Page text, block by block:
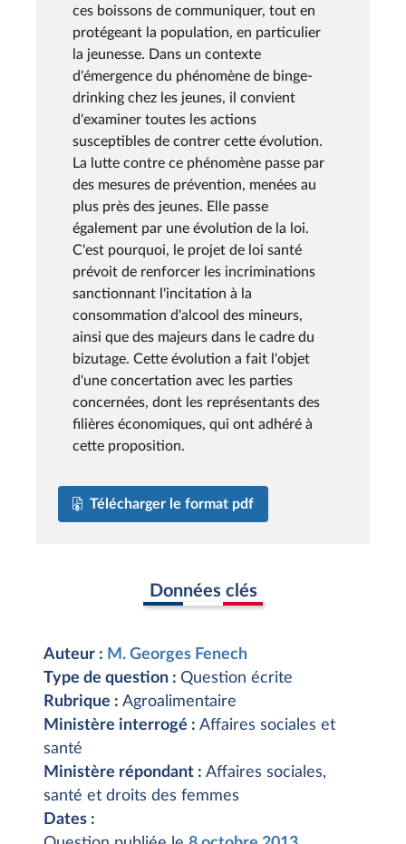
ces boissons de communiquer, tout en
protégeant la population, en particulier
la jeunesse. Dans un contexte
d'émergence du phénomène de binge-
drinking chez les jeunes, il convient
d'examiner toutes les actions
susceptibles de contrer cette évolution.
La lutte contre ce phénomène passe par
des mesures de prévention, menées au
plus près des jeunes. Elle passe
également par une évolution de la loi.
C'est pourquoi, le projet de loi santé
prévoit de renforcer les incriminations
sanctionnant l'incitation à la
consommation d'alcool des mineurs,
ainsi que des majeurs dans le cadre du
bizutage. Cette évolution a fait l'objet
d'une concertation avec les parties
concernées, dont les représentants des
filières économiques, qui ont adhéré à
cette proposition.
Télécharger le format pdf
Données clés
Auteur : M. Georges Fenech
Type de question : Question écrite
Rubrique : Agroalimentaire
Ministère interrogé : Affaires sociales et
santé
Ministère répondant : Affaires sociales,
santé et droits des femmes
Dates :